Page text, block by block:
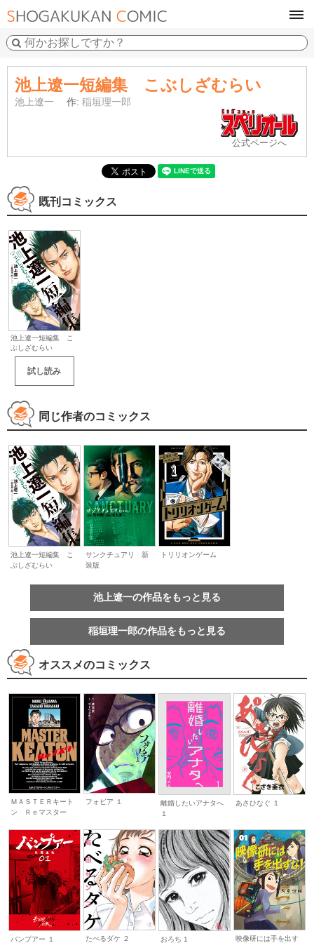
池上遼一短編集 こぶしざむらい
池上遼一 作: 稲垣理一郎
公式ページへ
既刊コミックス
池上遼一短編集 こ
ぶしざむらい
試し読み
同じ作者のコミックス
池上遼一短編集 こ
ぶしざむらい
サンクチュアリ 新
装版
トリリオンゲーム
池上遼一の作品をもっと見る
稲垣理一郎の作品をもっと見る
オススメのコミックス
ＭＡＳＴＥＲキート
ン Ｒｅマスター
フォビア １
離婚したいアナタへ
１
あさひなぐ １
バンプアー １ たべるダケ ２ おろち 1 映像研には手を出す